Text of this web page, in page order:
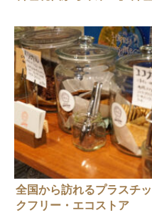
タビュー
全国から訪れるプラスチッ
クフリー・エコストア